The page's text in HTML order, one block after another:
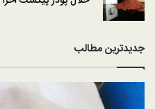
جدیدترین مطالب